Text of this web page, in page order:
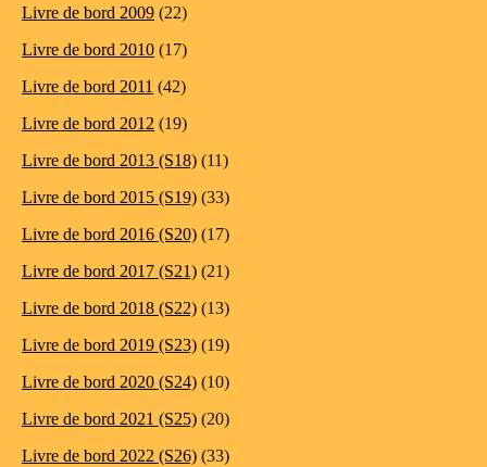
Livre de bord 2009 (22)
Livre de bord 2010 (17)
Livre de bord 2011 (42)
Livre de bord 2012 (19)
Livre de bord 2013 (S18) (11)
Livre de bord 2015 (S19) (33)
Livre de bord 2016 (S20) (17)
Livre de bord 2017 (S21) (21)
Livre de bord 2018 (S22) (13)
Livre de bord 2019 (S23) (19)
Livre de bord 2020 (S24) (10)
Livre de bord 2021 (S25) (20)
Livre de bord 2022 (S26) (33)